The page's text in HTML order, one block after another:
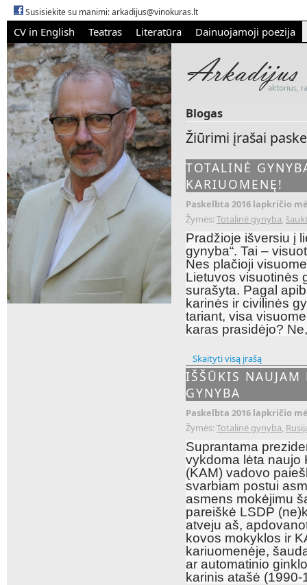
Susisiekite su manimi:arkadijus@vinokuras.lt
CV in English Teatras Literatūra Dainuojamoji poezija
Blogas
Žiūrimi įrašai
TOTALINĖ
KARIUOMENĘ!
Paskelbta 2016 lapkričio
Žymės:Totalinė gynyba,
Pradžioje išversiu į
gynyba“. Tai –
Nes plačioji
Lietuvos visuotinės
surašyta. Pagal
karinės ir civilinės
tariant, visa
karas prasidėjo?
Skaityti visą įrašą
IŠŠŪKIS
GYNYBA
Paskelbta 2016 lapkričio
Žymės:Totalinė gynyba,
Suprantama
vykdoma lėta naujo
(KAM) vadovo
svarbiam postui
asmens mokėjimu
pareiškė LSDP
atveju aš,
kovos mokyklos ir
kariuomenėje,
ar automatinio
karinis atašė